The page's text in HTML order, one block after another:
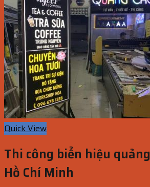
Quick View
Thi công biển hiệu
Hồ Chí Minh